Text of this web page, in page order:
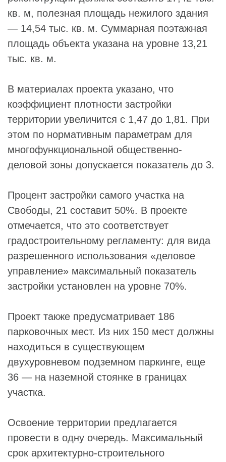
кв. м, полезная площадь нежилого здания
— 14,54 тыс. кв. м. Суммарная поэтажная
площадь объекта указана на уровне 13,21
тыс. кв. м.
В материалах проекта указано, что
коэффициент плотности застройки
территории увеличится с 1,47 до 1,81. При
этом по нормативным параметрам для
многофункциональной общественно-
деловой зоны допускается показатель до 3.
Процент застройки самого участка на
Свободы, 21 составит 50%. В проекте
отмечается, что это соответствует
градостроительному регламенту: для вида
разрешенного использования «деловое
управление» максимальный показатель
застройки установлен на уровне 70%.
Проект также предусматривает 186
парковочных мест. Из них 150 мест должны
находиться в существующем
двухуровневом подземном паркинге, еще
36 — на наземной стоянке в границах
участка.
Освоение территории предлагается
провести в одну очередь. Максимальный
срок архитектурно-строительного